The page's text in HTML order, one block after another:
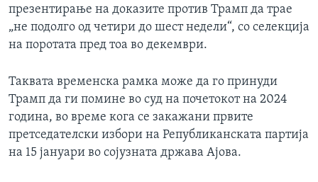
презентирање на доказите против Трамп да трае
„не подолго од четири до шест недели“, со селекција
на поротата пред тоа во декември.
Таквата временска рамка може да го принуди
Трамп да ги помине во суд на почетокот на 2024
година, во време кога се закажани првите
претседателски избори на Републиканската партија
на 15 јануари во сојузната држава Ајова.